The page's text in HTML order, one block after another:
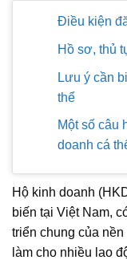
Điều kiện
Hồ sơ, thủ
Lưu ý cần
thể
Một số câu
doanh cá
Hộ kinh doanh
biến tại Việt Nam,
triển chung của
làm cho nhiều lao